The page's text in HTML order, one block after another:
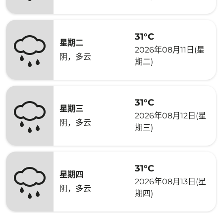
星期二
阴，多云
31°C
2026年08月11日(星
期二)
星期三
阴，多云
31°C
2026年08月12日(星
期三)
星期四
阴，多云
31°C
2026年08月13日(星
期四)